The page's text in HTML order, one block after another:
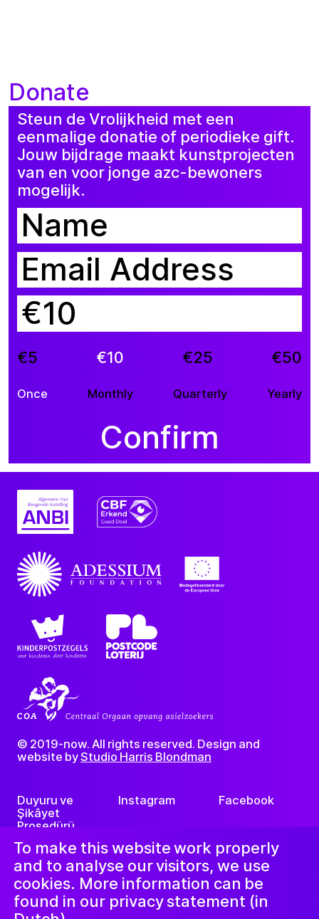
Donate
Steun de Vrolijkheid met een
eenmalige donatie of periodieke gift.
Jouw bijdrage maakt kunstprojecten
van en voor jonge azc-bewoners
mogelijk.
€
€5 €10 €25 €50
Once Monthly Quarterly Yearly
To make this website work properly
and to analyse our visitors, we use
cookies. More information can be
found in our privacy statement (in
Duyuru ve
Şikâyet
Prosedürü
Instagram Facebook
LinkedIn Nieuwsbrief
© 2019-now. All rights reserved. Design and
website byStudio Harris Blondman